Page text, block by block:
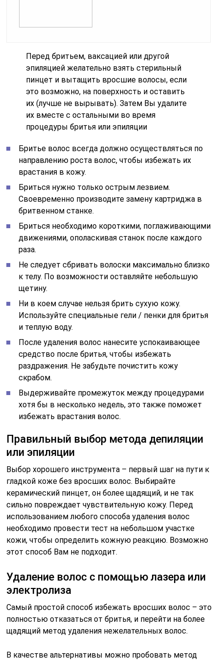
Перед бритьем, ваксацией или другой
эпиляцией желательно взять стерильный
пинцет и вытащить вросшие волосы, если
это возможно, на поверхность и оставить
их (лучше не вырывать). Затем Вы удалите
их вместе с остальными во время
процедуры бритья или эпиляции
Бритье волос всегда должно осуществляться по
направлению роста волос, чтобы избежать их
врастания в кожу.
Бриться нужно только острым лезвием.
Своевременно производите замену картриджа в
бритвенном станке.
Бриться необходимо короткими, поглаживающими
движениями, ополаскивая станок после каждого
раза.
Не следует сбривать волоски максимально близко
к телу. По возможности оставляйте небольшую
щетину.
Ни в коем случае нельзя брить сухую кожу.
Используйте специальные гели / пенки для бритья
и теплую воду.
После удаления волос нанесите успокаивающее
средство после бритья, чтобы избежать
раздражения. Не забудьте почистить кожу
скрабом.
Выдерживайте промежуток между процедурами
хотя бы в несколько недель, это также поможет
избежать врастания волос.
Правильный выбор метода депиляции
или эпиляции
Выбор хорошего инструмента – первый шаг на пути к
гладкой коже без вросших волос. Выбирайте
керамический пинцет, он более щадящий, и не так
сильно повреждает чувствительную кожу. Перед
использованием любого способа удаления волос
необходимо провести тест на небольшом участке
кожи, чтобы определить кожную реакцию. Возможно
этот способ Вам не подходит.
Удаление волос с помощью лазера или
электролиза
Самый простой способ избежать вросших волос – это
полностью отказаться от бритья, и перейти на более
щадящий метод удаления нежелательных волос.
В качестве альтернативы можно пробовать метод